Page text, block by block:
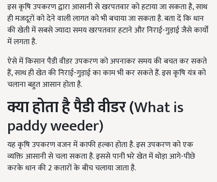
इस कृषि उपकरण द्वारा आसानी से खरपतवार को हटाया जा सकता है, साथ
ही मजदूरों को देने वाली लागत को भी बचाया जा सकता है. बता दें कि धान
की खेती में सबसे ज्यादा समय खरपतवार हटाने और निराई-गुड़ाई जैसे कार्यों
में लगता है.
ऐसे में किसान पैडी वीडर उपकरण को अपनाकर समय की बचत कर सकते
हैं, साथ ही खेत की निराई-गुड़ाई का काम भी कर सकते हैं. इस कृषि यंत्र को
चलाना बहुत आसान होता है.
क्या होता है पैडी वीडर (What is
paddy weeder)
यह कृषि उपकरण वजन में काफी हल्का होता है. इस उपकरण को एक
व्यक्ति आसानी से चला सकता है. इससे पानी भरे खेत में थोड़ा आगे-पीछे
करके धान की 2 कतारों के बीच चलाया जाता है.